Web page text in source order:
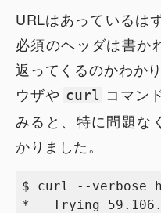
URLはあっているは
必須のヘッダは書か
返ってくるのかわか
ウザや curl コマン
みると、特に問題な
かりました。
$ curl --verbose
*   Trying